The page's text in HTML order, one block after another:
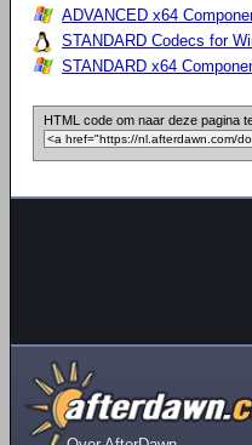
ADVANCED x64
STANDARD Codecs for
STANDARD x64
HTML code om naar deze pagina